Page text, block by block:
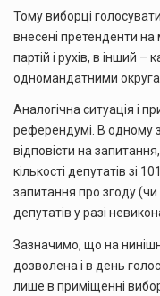
Тому виборці
внесені претенденти на
партій і рухів, в інший
одномандатними
Аналогічна ситуація і
референдумі. В одному
відповісти на
кількості депутатів зі
запитання про згоду
депутатів у разі
Зазначимо, що на
дозволена і в день
лише в приміщенні